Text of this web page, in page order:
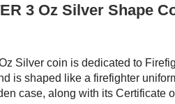
3 Oz Silver Shape
Silver coin is dedicated to
is shaped like a firefighter
case, along with its Certificate